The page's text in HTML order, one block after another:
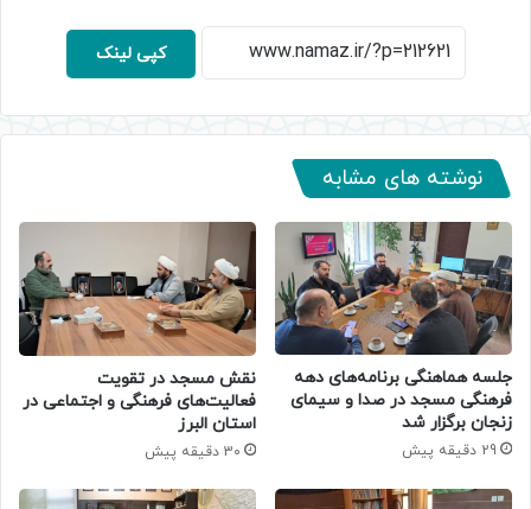
کپی لینک
نوشته های مشابه
جلسه هماهنگی برنامه‌های دهه
فرهنگی مسجد در صدا و سیمای
زنجان برگزار شد
29 دقیقه پیش
نقش مسجد در تقویت
فعالیت‌های فرهنگی و اجتماعی در
استان البرز
30 دقیقه پیش